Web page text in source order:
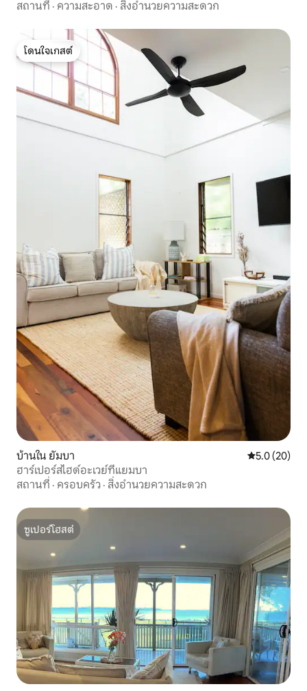
สถานที่ · ความสะอาด · สิ่งอำนวยความสะดวก
โดนใจเกสต์
โดนใจเกสต์
บ้านใน ยัมบา คะแนนเฉลี่ย
5.0 (20)
ฮาร์เปอร์สไฮด์อะเวย์ที่แยมบา
สถานที่ · ครอบครัว · สิ่งอำนวยความสะดวก
ซูเปอร์โฮสต์
ซูเปอร์โฮสต์